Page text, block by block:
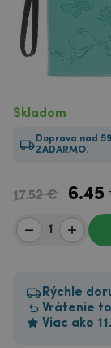
Skladom
Doprava nad
ZADARMO.
17.52 € 6.45
Rýchle
Vrátenie
Viac ako